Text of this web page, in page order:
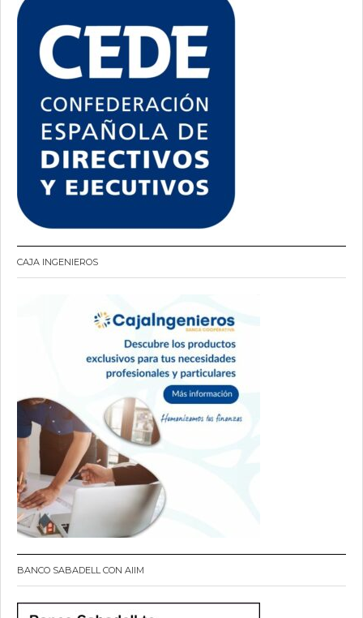
CAJA INGENIEROS
BANCO SABADELL CON AIIM